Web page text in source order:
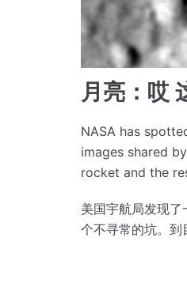
月亮：哎
NASA has
images shared
rocket and the
美国宇航局发现了
个不寻常的坑。 到